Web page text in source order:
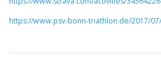
https://www.psv-bonn-triathlon.de/2017/